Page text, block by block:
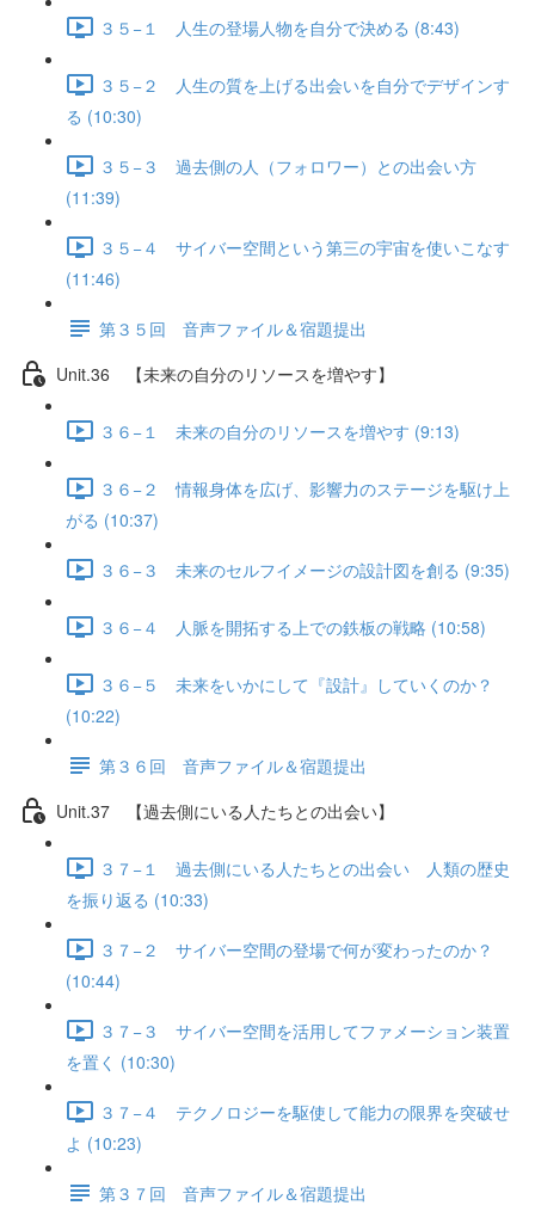
３５−１ 人生の登場人物を自分で決める (8:43)
３５−２ 人生の質を上げる出会いを自分でデザインす
る (10:30)
３５−３ 過去側の人（フォロワー）との出会い方
(11:39)
３５−４ サイバー空間という第三の宇宙を使いこなす
(11:46)
第３５回 音声ファイル＆宿題提出
Unit.36 【未来の自分のリソースを増やす】
３６−１ 未来の自分のリソースを増やす (9:13)
３６−２ 情報身体を広げ、影響力のステージを駆け上
がる (10:37)
３６−３ 未来のセルフイメージの設計図を創る (9:35)
３６−４ 人脈を開拓する上での鉄板の戦略 (10:58)
３６−５ 未来をいかにして『設計』していくのか？
(10:22)
第３６回 音声ファイル＆宿題提出
Unit.37 【過去側にいる人たちとの出会い】
３７−１ 過去側にいる人たちとの出会い 人類の歴史
を振り返る (10:33)
３７−２ サイバー空間の登場で何が変わったのか？
(10:44)
３７−３ サイバー空間を活用してファメーション装置
を置く (10:30)
３７−４ テクノロジーを駆使して能力の限界を突破せ
よ (10:23)
第３７回 音声ファイル＆宿題提出